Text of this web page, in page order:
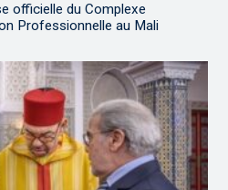
officielle du Complexe
Professionnelle au Mali